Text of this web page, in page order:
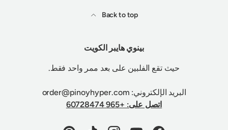
Back to top
بينوي هايبر الكويت
حيث تقع الفلبين على بعد ممر واحد فقط.
البريد الإلكتروني: order@pinoyhyper.com
اتصل على: +965 60728474